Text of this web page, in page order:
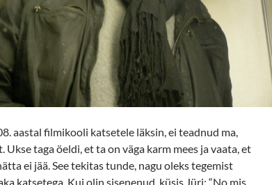
aastal filmikooli katsetele läksin, ei teadnud ma,
Ukse taga öeldi, et ta on väga karm mees ja vaata, et
ei jää. See tekitas tunde, nagu oleks tegemist
katsetega. Kui olin sisenenud, küsis Jüri: “No mis